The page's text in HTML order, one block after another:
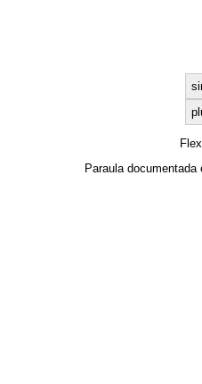
Paraula